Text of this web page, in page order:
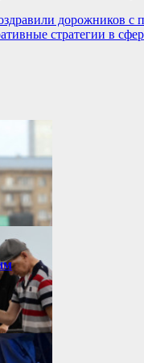
дорожников
стратегии в